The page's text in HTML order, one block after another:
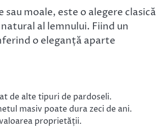
moale, este o alegere clasică
al lemnului. Fiind un
o eleganță aparte
de alte tipuri de pardoseli.
masiv poate dura zeci de ani.
proprietății.